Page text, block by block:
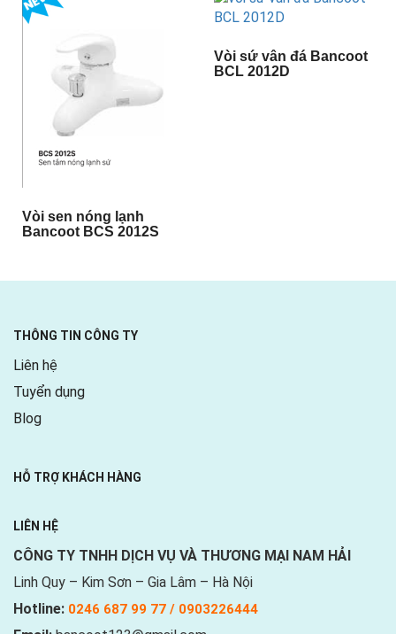
Vòi sen nóng lạnh
Bancoot BCS 2012S
Vòi sứ vân đá Bancoot
BCL 2012D
THÔNG TIN CÔNG TY
Liên hệ
Tuyển dụng
Blog
HỖ TRỢ KHÁCH HÀNG
LIÊN HỆ
CÔNG TY TNHH DỊCH VỤ VÀ THƯƠNG MẠI NAM HẢI
Linh Quy – Kim Sơn – Gia Lâm – Hà Nội
Hotline: 0246 687 99 77 / 0903226444